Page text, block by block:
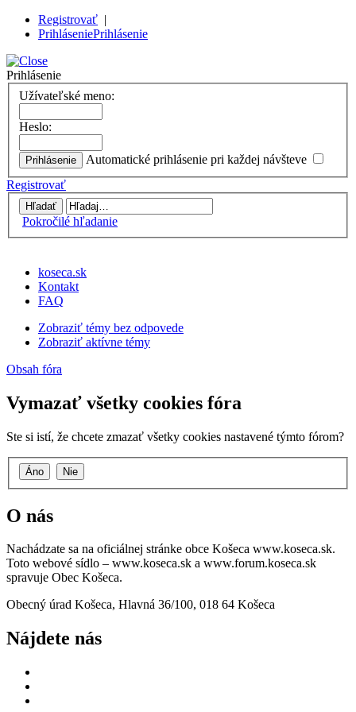
Registrovať |
PrihláseniePrihlásenie
Prihlásenie
Užívateľské meno:
Heslo:
Automatické prihlásenie pri každej návšteve
Registrovať
Pokročilé hľadanie
koseca.sk
Kontakt
FAQ
Zobraziť témy bez odpovede
Zobraziť aktívne témy
Obsah fóra
Vymazať všetky cookies fóra
Ste si istí, že chcete zmazať všetky cookies nastavené týmto fórom?
O nás
Nachádzate sa na oficiálnej stránke obce Košeca www.koseca.sk.
Toto webové sídlo – www.koseca.sk a www.forum.koseca.sk
spravuje Obec Košeca.
Obecný úrad Košeca, Hlavná 36/100, 018 64 Košeca
Nájdete nás